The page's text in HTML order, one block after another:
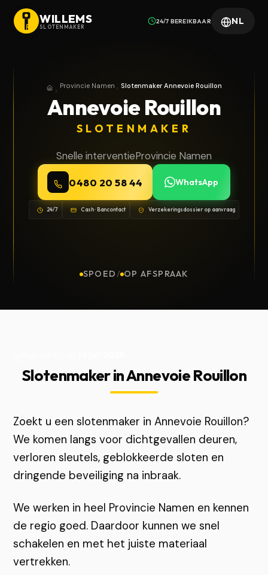
WILLEMS
SLOTENMAKER
24/7 BEREIKBAAR NL
HomeProvincie Namen
Provincie Namen Slotenmaker Annevoie Rouillon
Annevoie Rouillon
SLOTENMAKER
Snelle interventieProvincie Namen
0480 20 58 44 WhatsApp
24/7 Cash · Bancontact Verzekeringsdossier op aanvraag
SPOED / OP AFSPRAAK
Slotenmaker in Annevoie Rouillon
Zoekt u een slotenmaker in Annevoie Rouillon?
We komen langs voor dichtgevallen deuren,
verloren sleutels, geblokkeerde sloten en
dringende beveiliging na inbraak.
We werken in heel Provincie Namen en kennen
de regio goed. Daardoor kunnen we snel
schakelen en met het juiste materiaal
vertrekken.